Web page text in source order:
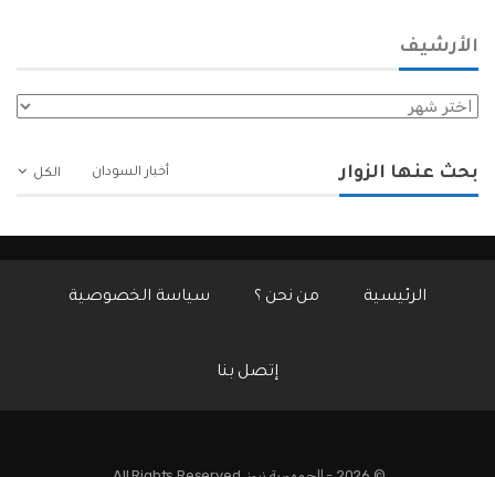
الأرشيف
الأرشيف
الكل بحث عنها الزوار أخبار السودان
الرئيسية من نحن ؟ سياسة الخصوصية
إتصل بنا